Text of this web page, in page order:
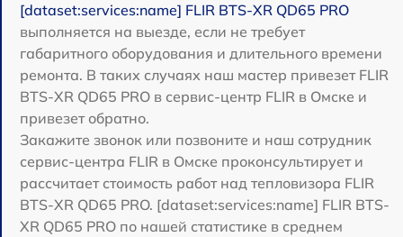
[dataset:services:name] FLIR BTS-XR QD65 PRO
выполняется на выезде, если не требует
габаритного оборудования и длительного времени
ремонта. В таких случаях наш мастер привезет FLIR
BTS-XR QD65 PRO в сервис-центр FLIR в Омске и
привезет обратно.
Закажите звонок или позвоните и наш сотрудник
сервис-центра FLIR в Омске проконсультирует и
рассчитает стоимость работ над тепловизора FLIR
BTS-XR QD65 PRO. [dataset:services:name] FLIR BTS-
XR QD65 PRO по нашей статистике в среднем